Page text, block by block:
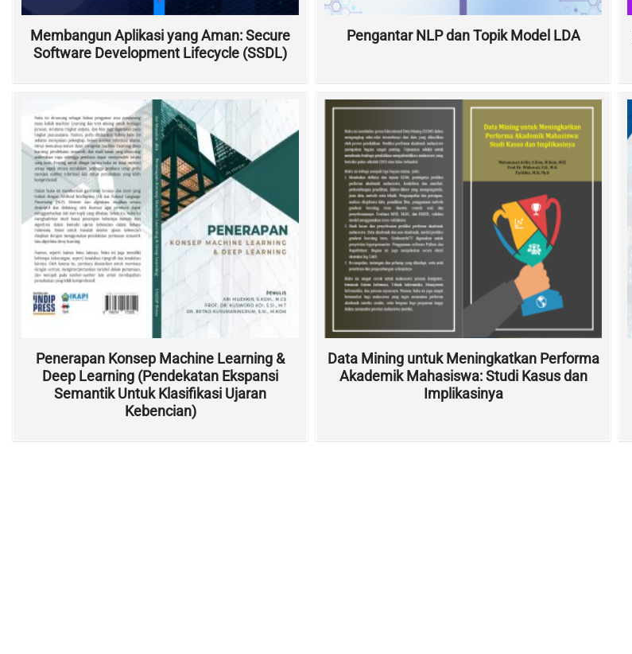
Membangun Aplikasi yang Aman: Secure
Software Development Lifecycle (SSDL)
Pengantar NLP dan Topik Model LDA
Penerapan Konsep Machine Learning &
Deep Learning (Pendekatan Ekspansi
Semantik Untuk Klasifikasi Ujaran
Kebencian)
Data Mining untuk Meningkatkan Performa
Akademik Mahasiswa: Studi Kasus dan
Implikasinya